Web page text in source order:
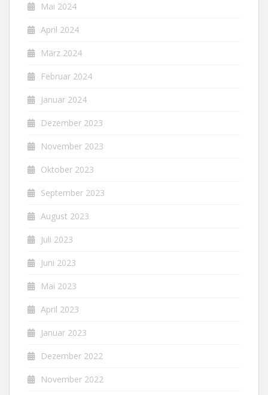
Mai 2024
April 2024
März 2024
Februar 2024
Januar 2024
Dezember 2023
November 2023
Oktober 2023
September 2023
August 2023
Juli 2023
Juni 2023
Mai 2023
April 2023
Januar 2023
Dezember 2022
November 2022